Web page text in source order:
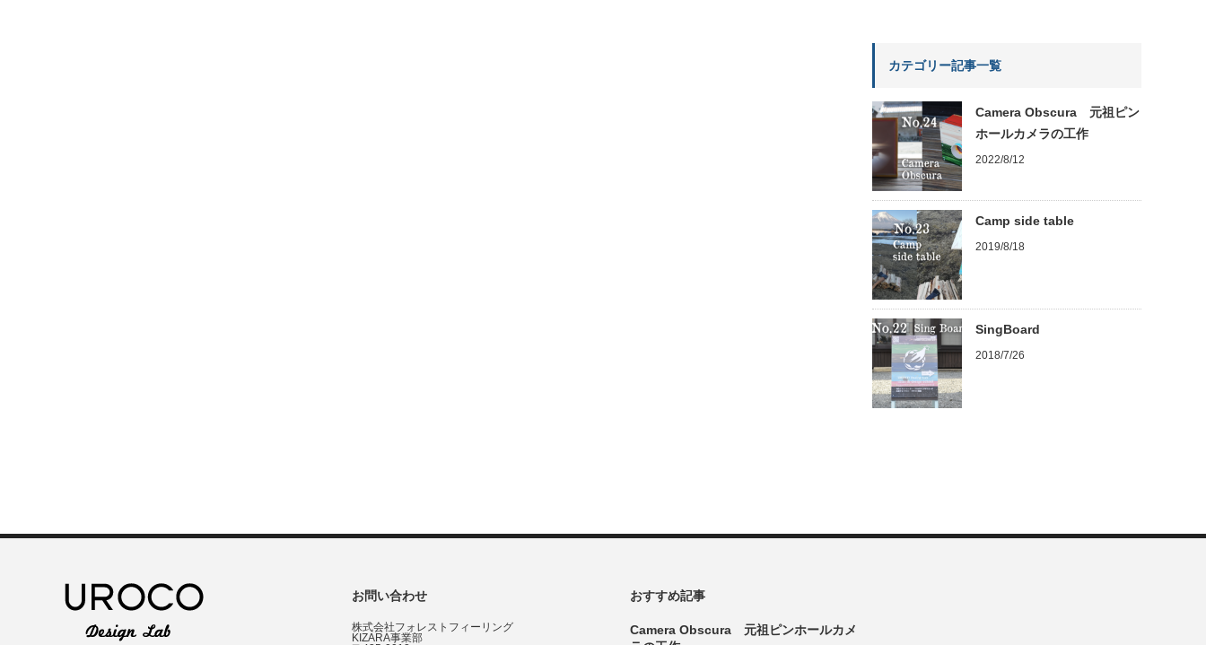
カテゴリー記事一覧
Camera Obscura 元祖ピン
ホールカメラの工作
2022/8/12
Camp side table
2019/8/18
SingBoard
2018/7/26
お問い合わせ
株式会社フォレストフィーリング
KIZARA事業部
おすすめ記事
Camera Obscura 元祖ピンホールカメ